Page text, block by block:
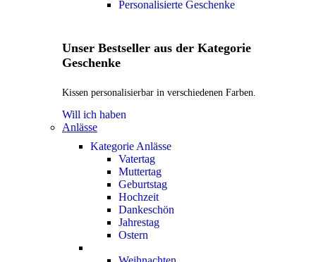
Personalisierte Geschenke
Unser Bestseller aus der Kategorie
Geschenke
Kissen personalisierbar in verschiedenen Farben.
Will ich haben
Anlässe
Kategorie Anlässe
Vatertag
Muttertag
Geburtstag
Hochzeit
Dankeschön
Jahrestag
Ostern